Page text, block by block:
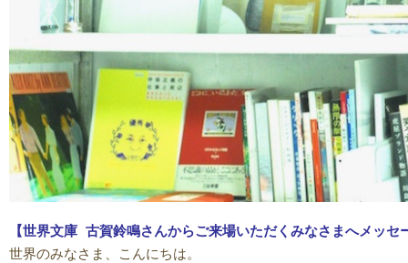
【世界文庫 古賀鈴鳴さんからご来場いただくみなさまへメッセ
世界のみなさま、こんにちは。